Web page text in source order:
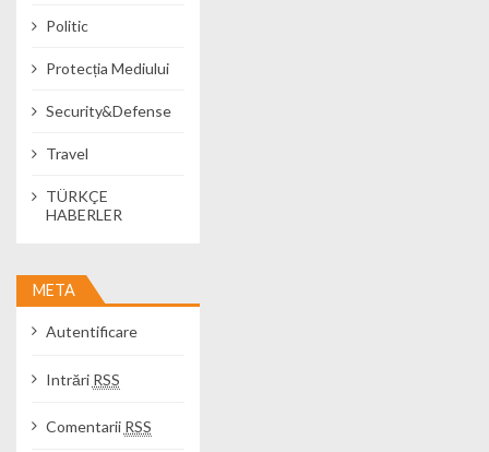
Politic
Protecția Mediului
Security&Defense
Travel
TÜRKÇE
HABERLER
META
Autentificare
Intrări RSS
Comentarii RSS